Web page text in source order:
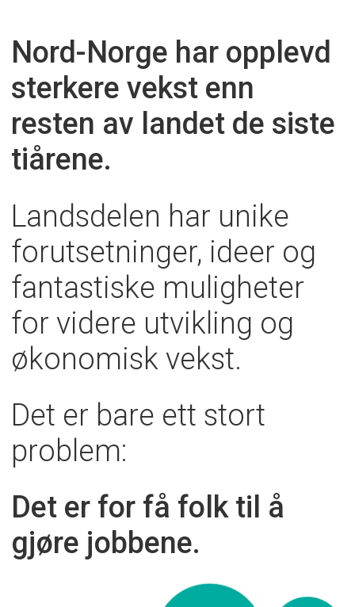
Nord-Norge har opplevd
sterkere vekst enn
resten av landet de siste
tiårene.
Landsdelen har unike
forutsetninger, ideer og
fantastiske muligheter
for videre utvikling og
økonomisk vekst.
Det er bare ett stort
problem:
Det er for få folk til å
gjøre jobbene.